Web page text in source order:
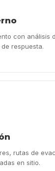
con análisis
respuesta.
rutas de
en sitio.